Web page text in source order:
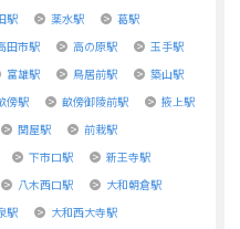
駅 薬水駅
葛駅
田市駅 高の原駅
玉手駅
富雄駅 鳥居前駅
築山駅
傍駅 畝傍御陵前駅
掖上駅
関屋駅
前栽駅
下市口駅
新王寺駅
八木西口駅
大和朝倉駅
駅
大和西大寺駅